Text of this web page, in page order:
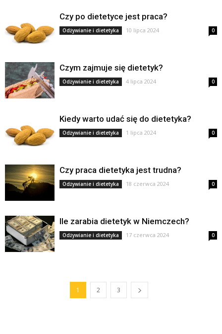
Czy po dietetyce jest praca?
Odżywianie i dietetyka 10 lipca 2024 0
Czym zajmuje się dietetyk?
Odżywianie i dietetyka 4 lipca 2024 0
Kiedy warto udać się do dietetyka?
Odżywianie i dietetyka 1 lipca 2024 0
Czy praca dietetyka jest trudna?
Odżywianie i dietetyka 18 czerwca 2024 0
Ile zarabia dietetyk w Niemczech?
Odżywianie i dietetyka 17 czerwca 2024 0
1 2 3